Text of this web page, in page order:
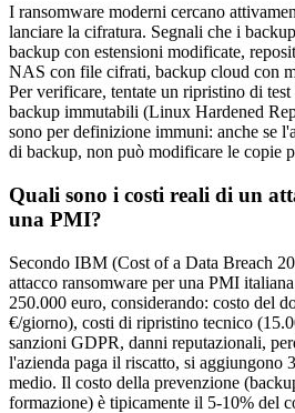
I ransomware moderni cercano
lanciare la cifratura. Segnali che i
backup con estensioni modificate,
NAS con file cifrati, backup cloud con
Per verificare, tentate un ripristino di
backup immutabili (Linux Hardened
sono per definizione immuni: anche se
di backup, non può modificare le copie
Quali sono i costi reali di un
una PMI?
Secondo IBM (Cost of a Data Breach
attacco ransomware per una PMI
250.000 euro, considerando: costo del
€/giorno), costi di ripristino tecnico
sanzioni GDPR, danni reputazionali,
l'azienda paga il riscatto, si aggiungono
medio. Il costo della prevenzione
formazione) è tipicamente il 5-10% del